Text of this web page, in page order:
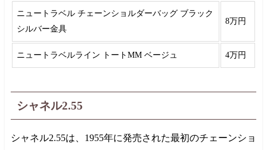
ニュートラベル チェーンショルダーバッグ ブラック
シルバー金具
8万円
ニュートラベルライン トートMM ベージュ 4万円
シャネル2.55
シャネル2.55は、 1955年に発売された最初のチェーンショ